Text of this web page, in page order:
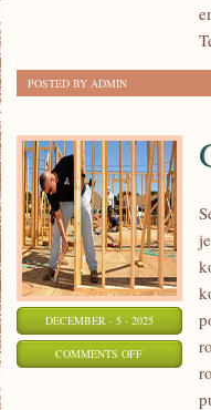
POSTED BY ADMIN
DECEMBER - 5 - 2025
COMMENTS OFFON